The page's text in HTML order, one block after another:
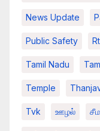
News Update
Public Safety
Tamil Nadu
Temple
Tvk ஊழல்